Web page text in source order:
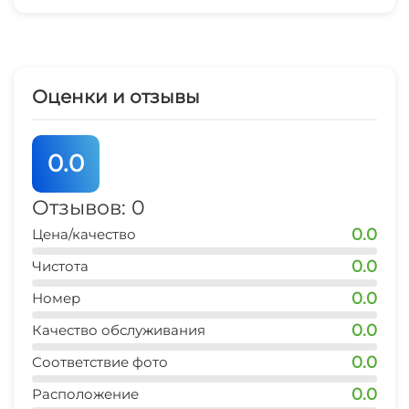
Оценки и отзывы
0.0
Отзывов: 0
Цена/качество 0.0
Чистота 0.0
Номер 0.0
Качество обслуживания 0.0
Соответствие фото 0.0
Расположение 0.0